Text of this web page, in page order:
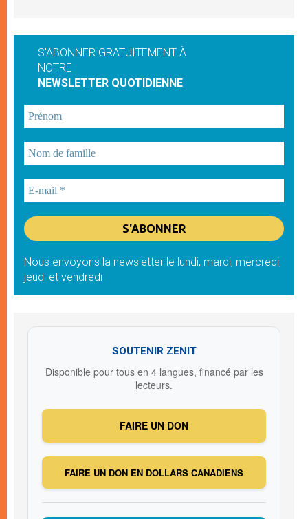
S'ABONNER GRATUITEMENT À
NOTRE
NEWSLETTER QUOTIDIENNE
Nous envoyons la newsletter le lundi, mardi, mercredi,
jeudi et vendredi
SOUTENIR ZENIT
Disponible pour tous en 4 langues, financé par les
lecteurs.
FAIRE UN DON
FAIRE UN DON EN DOLLARS CANADIENS